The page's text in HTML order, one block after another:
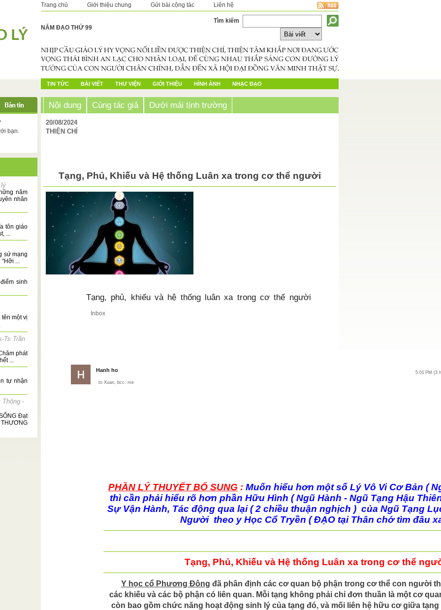
Trang chủ Giới thiệu chung Gửi bài cộng tác Liên hệ
NĂM ĐẠO THỨ 99
Tìm kiếm
TIN TỨC BÀI VIẾT THƯ VIỆN GIỚI THIỆU HÌNH ẢNH NHẠC ĐẠO
bạn.
lý
năm
nhân
tôn giáo
...
sứ mạng
"Hỡi ...
sinh
một vị
Ts Trần
phát
...
tự nhận
Thông -
Đạt
Nội dung Cùng tác giả Dưới mái tịnh trường
20/08/2024
THIỆN CHÍ
Tạng, Phủ, Khiếu và Hệ thống Luân xa trong cơ thể người
Tạng, phủ, khiếu và hệ thống luân xa trong cơ thể người
Inbox
Hanh ho
5:01 PM (3
to Xuan, bcc: me
PHẦN LÝ THUYẾT BỔ SUNG : Muốn hiểu hơn một số Lý Vô Vi Cơ Bản (
thì cần phải hiểu rõ hơn phần Hữu Hình ( Ngũ Hành - Ngũ Tạng Hậu
Sự Vận Hành, Tác động qua lại ( 2 chiều thuận nghịch ) của Ngũ Tạng
Người theo y Học Cổ Tryền ( ĐẠO tại Thân chớ tìm đâu
Tạng, Phủ, Khiếu và Hệ thống Luân xa trong cơ thể
Y học cổ Phương Đông đã phân định các cơ quan bộ phận trong cơ thể con người
các khiếu và các bộ phận có liên quan. Mỗi tạng không phải chỉ đơn thuần là một cơ
còn bao gồm chức năng hoạt động sinh lý của tạng đó, và mối liên hệ hữu cơ giữa